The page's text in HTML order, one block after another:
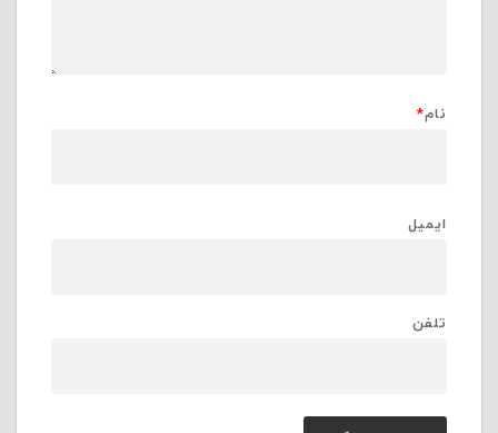
نام*
ایمیل
تلفن